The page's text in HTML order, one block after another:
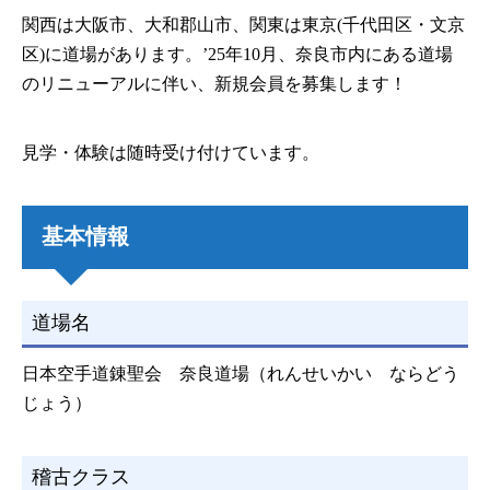
関西は大阪市、大和郡山市、関東は東京(千代田区・文京
区)に道場があります。’25年10月、奈良市内にある道場
のリニューアルに伴い、新規会員を募集します！
見学・体験は随時受け付けています。
基本情報
道場名
日本空手道錬聖会 奈良道場（れんせいかい ならどう
じょう）
稽古クラス